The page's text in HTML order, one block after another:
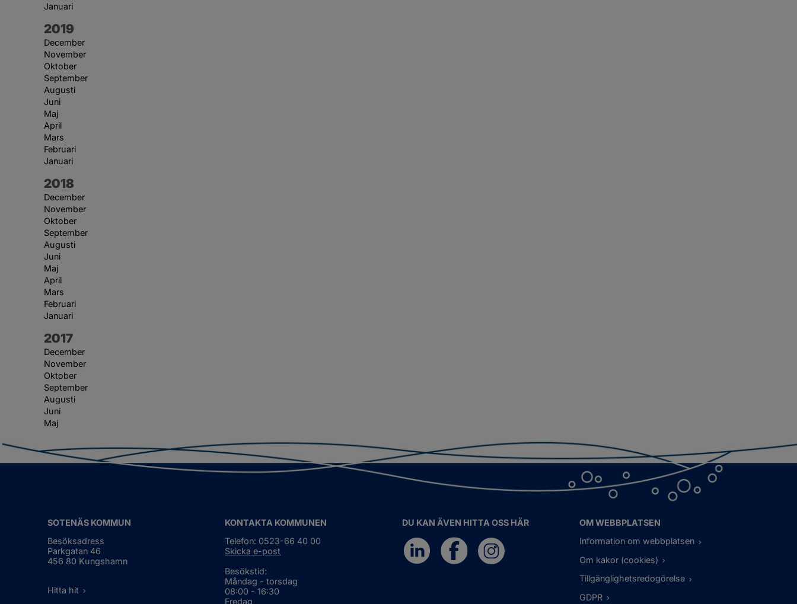
Januari
År:
2019
December
November
Oktober
September
Augusti
Juni
Maj
April
Mars
Februari
Januari
År:
2018
December
November
Oktober
September
Augusti
Juni
Maj
April
Mars
Februari
Januari
År:
2017
December
November
Oktober
September
Augusti
Juni
Maj
SOTENÄS KOMMUN
Besöksadress
Parkgatan 46
456 80 Kungshamn
Hitta hit
KONTAKTA KOMMUNEN
Telefon: 0523-66 40 00
Skicka e-post
Besökstid:
Måndag - torsdag
08:00 - 16:30
Fredag
DU KAN ÄVEN HITTA OSS HÄR
OM WEBBPLATSEN
Information om webbplatsen
Om kakor (cookies)
Tillgänglighetsredogörelse
GDPR